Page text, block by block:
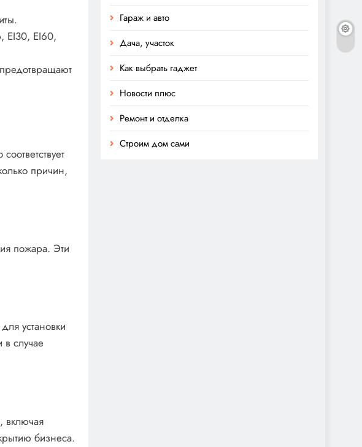
EI30, EI60,
причин,
пожара. Эти
установки
в случае
включая
бизнеса.
Гараж и авто
Дача, участок
Как выбрать гаджет
Новости плюс
Ремонт и отделка
Строим дом сами